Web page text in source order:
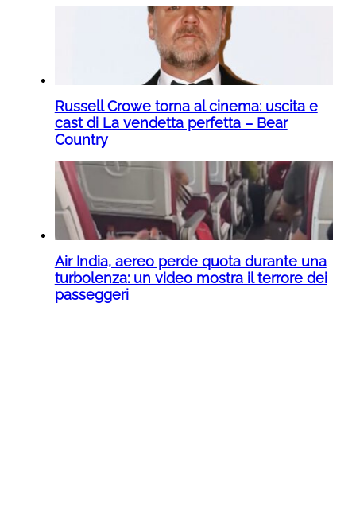
Russell Crowe torna al cinema: uscita e
cast di La vendetta perfetta – Bear
Country
Air India, aereo perde quota durante una
turbolenza: un video mostra il terrore dei
passeggeri